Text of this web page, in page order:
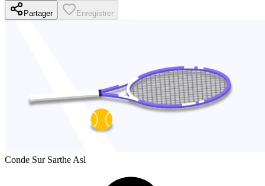
Partager Enregistrer
Conde Sur Sarthe Asl